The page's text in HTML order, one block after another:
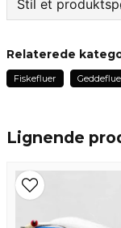
Lignende
Stil et
Spørg os om
Navn
email
Email adresse
Relaterede
Fiskefluer